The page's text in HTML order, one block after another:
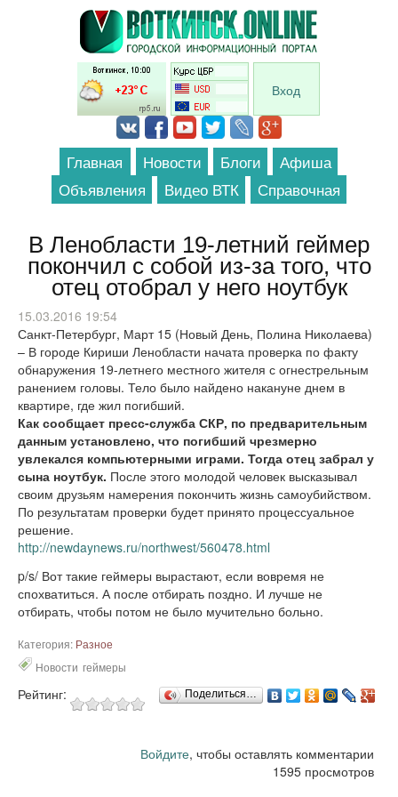
Перейти к основному содержанию
Вход
Главная Новости Блоги
Афиша
Объявления
Видео ВТК Справочная
В Ленобласти 19-летний геймер
покончил с собой из-за того, что
отец отобрал у него ноутбук
15.03.2016 19:54
Санкт-Петербург, Март 15 (Новый День, Полина Николаева)
– В городе Кириши Ленобласти начата проверка по факту
обнаружения 19-летнего местного жителя с огнестрельным
ранением головы. Тело было найдено накануне днем в
квартире, где жил погибший.
Как сообщает пресс-служба СКР, по предварительным
данным установлено, что погибший чрезмерно
увлекался компьютерными играми. Тогда отец забрал у
сына ноутбук. После этого молодой человек высказывал
своим друзьям намерения покончить жизнь самоубийством.
По результатам проверки будет принято процессуальное
решение.
http://newdaynews.ru/northwest/560478.html
p/s/ Вот такие геймеры вырастают, если вовремя не
спохватиться. А после отбирать поздно. И лучше не
отбирать, чтобы потом не было мучительно больно.
Категория: Разное
Новости геймеры
Рейтинг: Поделиться…
Войдите, чтобы оставлять комментарии
1595 просмотров